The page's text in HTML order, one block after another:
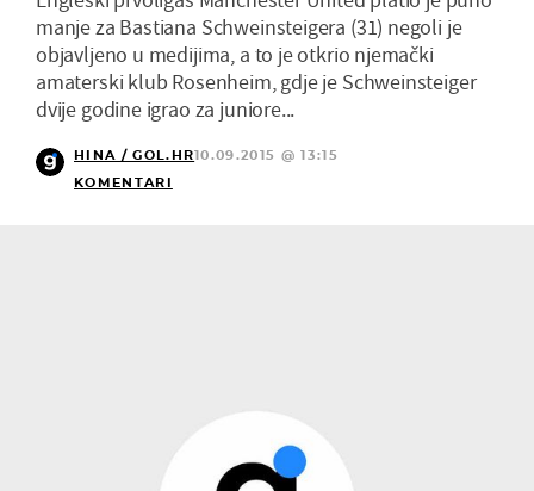
manje za Bastiana Schweinsteigera (31) negoli je
objavljeno u medijima, a to je otkrio njemački
amaterski klub Rosenheim, gdje je Schweinsteiger
dvije godine igrao za juniore...
HINA / GOL.HR10.09.2015 @ 13:15
KOMENTARI